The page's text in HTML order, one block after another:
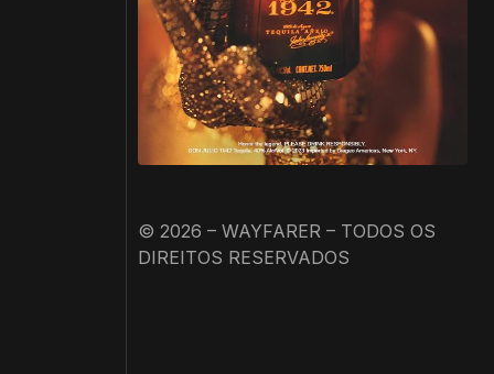
© 2026 – WAYFARER – TODOS OS
DIREITOS RESERVADOS